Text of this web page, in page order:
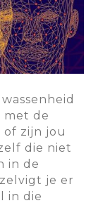
met de
of zijn jou
die niet
in de
je er
in die